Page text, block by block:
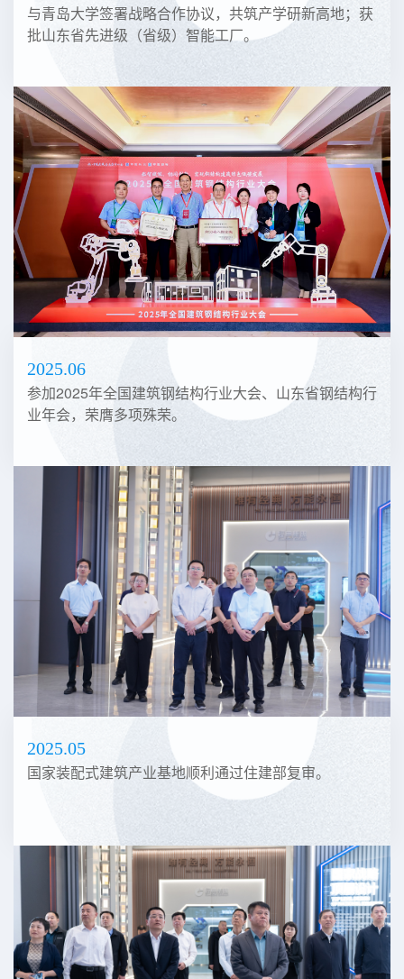
与青岛大学签署战略合作协议，共筑产学研新高地；获
批山东省先进级（省级）智能工厂。
2025.06
参加2025年全国建筑钢结构行业大会、山东省钢结构行
业年会，荣膺多项殊荣。
2025.05
国家装配式建筑产业基地顺利通过住建部复审。